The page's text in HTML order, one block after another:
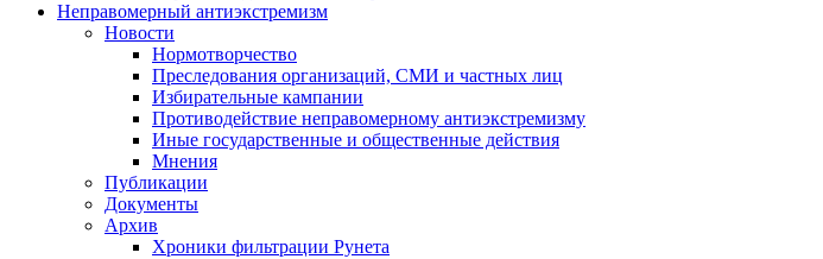
Неправомерный антиэкстремизм
Новости
Нормотворчество
Преследования организаций, СМИ и частных лиц
Избирательные кампании
Противодействие неправомерному антиэкстремизму
Иные государственные и общественные действия
Мнения
Публикации
Документы
Архив
Хроники фильтрации Рунета